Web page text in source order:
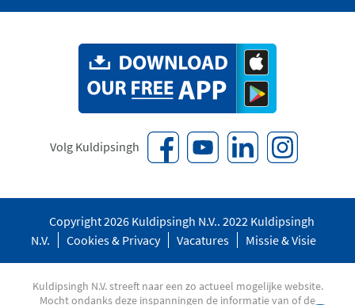
Volg Kuldipsingh
Copyright 2026 Kuldipsingh N.V.. 2022 Kuldipsingh
N.V.
Cookies & Privacy Vacatures Missie & Visie
Kuldipsingh N.V. streeft naar een zo actueel mogelijke website.
Mocht ondanks deze inspanningen de informatie van of de